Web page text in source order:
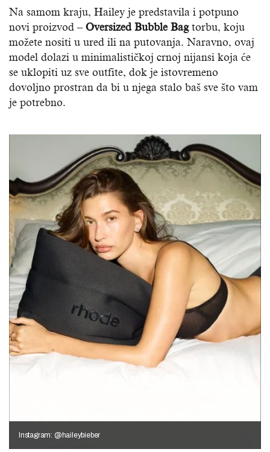
Na samom kraju, Hailey je predstavila i potpuno
novi proizvod – Oversized Bubble Bagtorbu, koju
možete nositi u ured ili na putovanja. Naravno, ovaj
model dolazi u minimalističkoj crnoj nijansi koja će
se uklopiti uz sve outfite, dok je istovremeno
dovoljno prostran da bi u njega stalo baš sve što vam
je potrebno.
Instagram: @haileybieber